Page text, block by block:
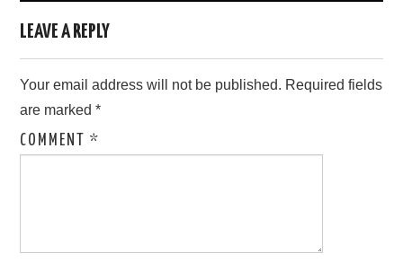
LEAVE A REPLY
Your email address will not be published. Required fields
are marked*
COMMENT*